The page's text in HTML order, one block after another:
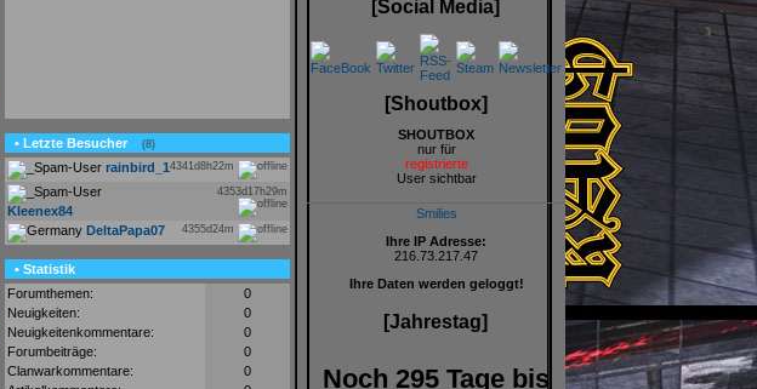
• Letzte Besucher (8)
rainbird_14341d8h22m
Kleenex84
4353d17h29m
DeltaPapa07 4355d24m
• Statistik
Forumthemen:
0
Neuigkeiten:
0
Neuigkeitenkommentare:
0
Forumbeiträge:
0
Clanwarkommentare:
0
[Social Media]
[Shoutbox]
SHOUTBOX
nur für
registrierte
User sichtbar
Smilies
Ihre IP Adresse:
216.73.217.47
Ihre Daten werden geloggt!
[Jahrestag]
Noch 295 Tage bis